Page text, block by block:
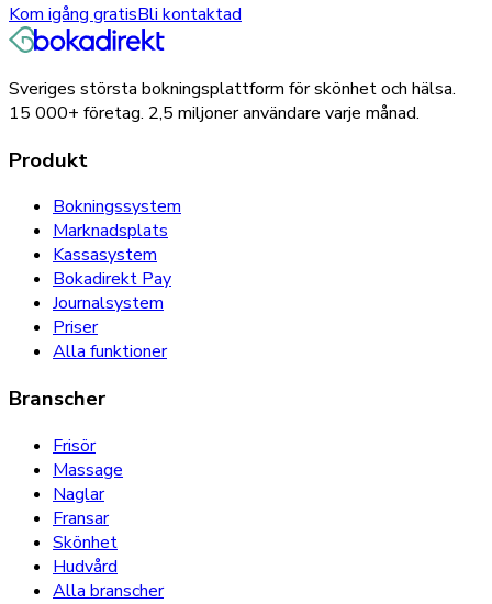
Kom igång gratisBli kontaktad
Sveriges största bokningsplattform för skönhet och hälsa.
15 000+ företag. 2,5 miljoneranvändare varje månad.
Produkt
Bokningssystem
Marknadsplats
Kassasystem
Bokadirekt Pay
Journalsystem
Priser
Alla funktioner
Branscher
Frisör
Massage
Naglar
Fransar
Skönhet
Hudvård
Alla branscher